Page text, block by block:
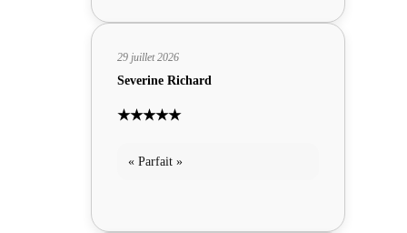
29 juillet 2026
Severine Richard
★★★★★
« Parfait »